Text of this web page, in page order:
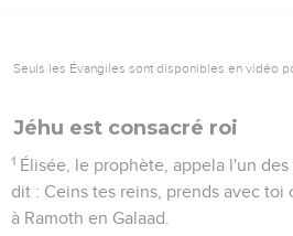
Seuls les Évangiles sont disponibles en vidéo
Jéhu est consacré roi
1 Élisée, le prophète, appela l'un
dit : Ceins tes reins, prends avec
à Ramoth en Galaad.